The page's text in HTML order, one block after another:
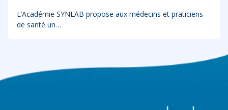
L’Académie SYNLAB propose aux médecins et praticiens
de santé un…